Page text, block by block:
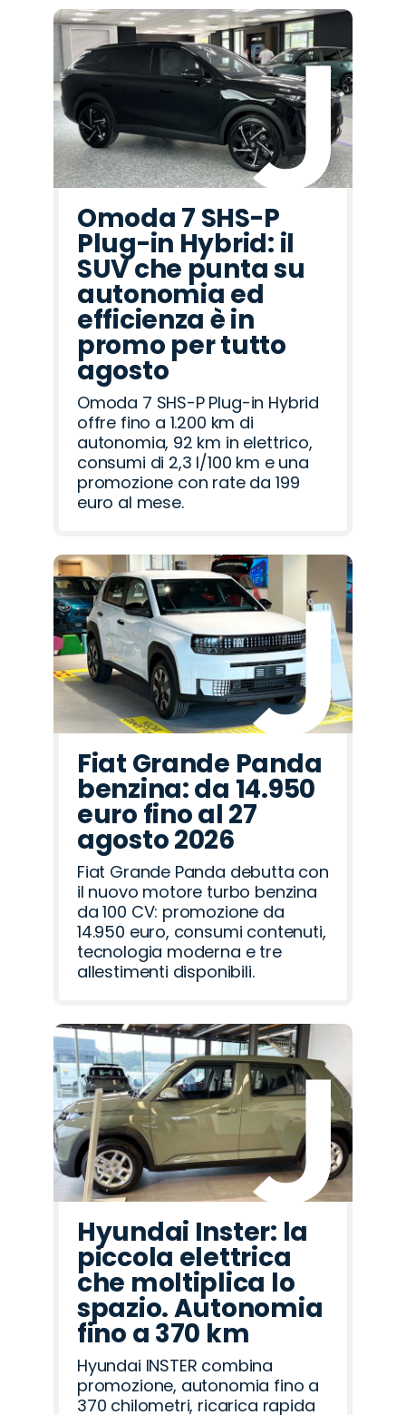
Omoda 7 SHS-P
Plug-in Hybrid: il
SUV che punta su
autonomia ed
efficienza è in
promo per tutto
agosto
Omoda 7 SHS-P Plug-in Hybrid
offre fino a 1.200 km di
autonomia, 92 km in elettrico,
consumi di 2,3 l/100 km e una
promozione con rate da 199
euro al mese.
Fiat Grande Panda
benzina: da 14.950
euro fino al 27
agosto 2026
Fiat Grande Panda debutta con
il nuovo motore turbo benzina
da 100 CV: promozione da
14.950 euro, consumi contenuti,
tecnologia moderna e tre
allestimenti disponibili.
Hyundai Inster: la
piccola elettrica
che moltiplica lo
spazio. Autonomia
fino a 370 km
Hyundai INSTER combina
promozione, autonomia fino a
370 chilometri, ricarica rapida